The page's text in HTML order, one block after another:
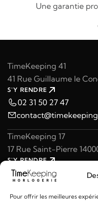
Pour offrir les meilleures
Une garantie
TimeKeeping 41
41 Rue Guillaume le
S'Y RENDRE
02 31 50 27 47
TimeKeeping 17
17 Rue Saint-Pierre
S'Y RENDRE
02 31 47 49 97